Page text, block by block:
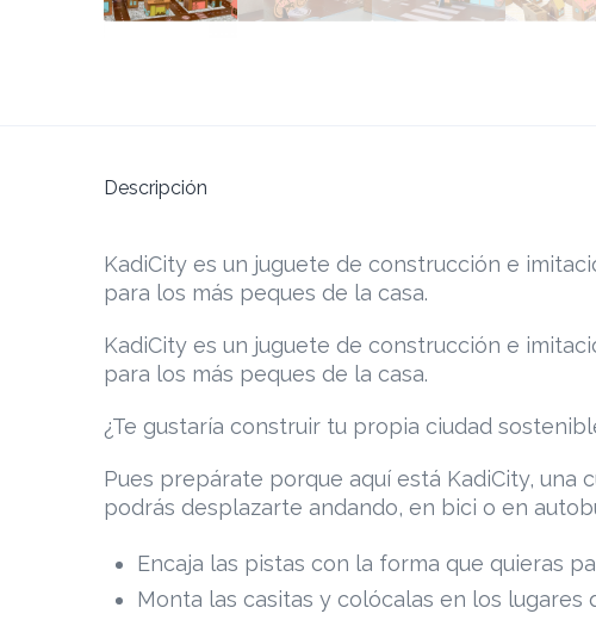
Descripción
KadiCity es un juguete de construcción e
para los más peques de la casa.
KadiCity es un juguete de construcción e
para los más peques de la casa.
¿Te gustaría construir tu propia ciudad
Pues prepárate porque aquí está KadiCity,
podrás desplazarte andando, en bici o en
Encaja las pistas con la forma que quieras
Monta las casitas y colócalas en los lugares